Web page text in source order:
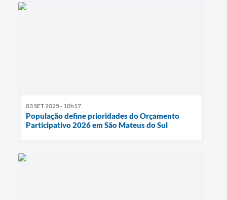
03 SET 2025 - 10h17
População define prioridades do Orçamento
Participativo 2026 em São Mateus do Sul